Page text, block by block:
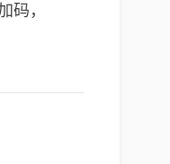
码，